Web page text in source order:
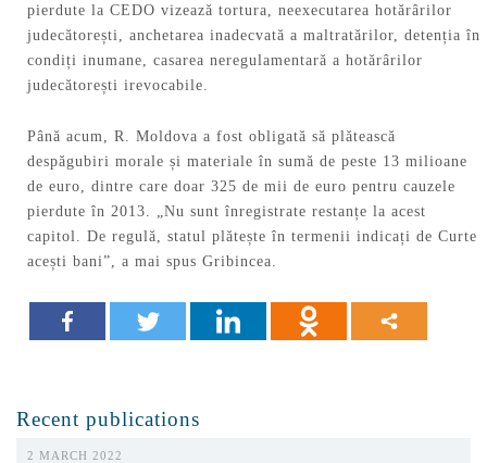
pierdute la CEDO vizează tortura, neexecutarea hotărârilor
judecătorești, anchetarea inadecvată a maltratărilor, detenția în
condiți inumane, casarea neregulamentară a hotărârilor
judecătorești irevocabile.
Până acum, R. Moldova a fost obligată să plătească
despăgubiri morale și materiale în sumă de peste 13 milioane
de euro, dintre care doar 325 de mii de euro pentru cauzele
pierdute în 2013. „Nu sunt înregistrate restanțe la acest
capitol. De regulă, statul plătește în termenii indicați de Curte
acești bani”, a mai spus Gribincea.
Recent publications
2 MARCH 2022